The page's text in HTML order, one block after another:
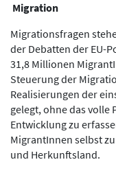
Migration
Migrationsfragen
der Debatten der EU-
31,8 Millionen
Steuerung der
Realisierungen der
gelegt, ohne das
Entwicklung zu
MigrantInnen selbst
und Herkunftsland.